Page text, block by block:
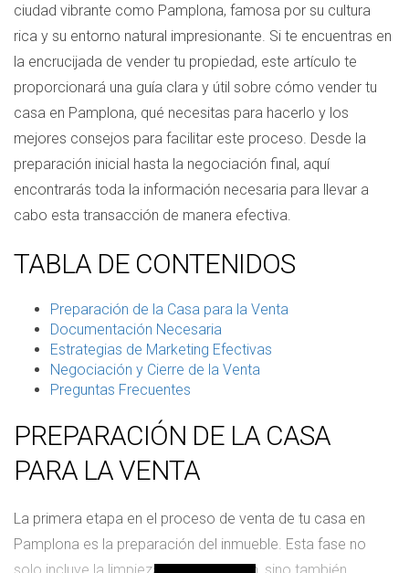
ciudad vibrante como Pamplona, famosa por su cultura
rica y su entorno natural impresionante. Si te encuentras en
la encrucijada de vender tu propiedad, este artículo te
proporcionará una guía clara y útil sobre cómo vender tu
casa en Pamplona, qué necesitas para hacerlo y los
mejores consejos para facilitar este proceso. Desde la
preparación inicial hasta la negociación final, aquí
encontrarás toda la información necesaria para llevar a
cabo esta transacción de manera efectiva.
TABLA DE CONTENIDOS
Preparación de la Casa para la Venta
Documentación Necesaria
Estrategias de Marketing Efectivas
Negociación y Cierre de la Venta
Preguntas Frecuentes
PREPARACIÓN DE LA CASA
PARA LA VENTA
La primera etapa en el proceso de venta de tu casa en
Pamplona es la preparación del inmueble. Esta fase no